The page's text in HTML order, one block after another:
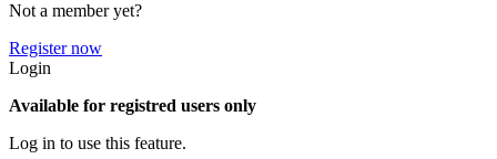
Not a member yet?
Register now
Login
Available for registred users only
Log in to use this feature.